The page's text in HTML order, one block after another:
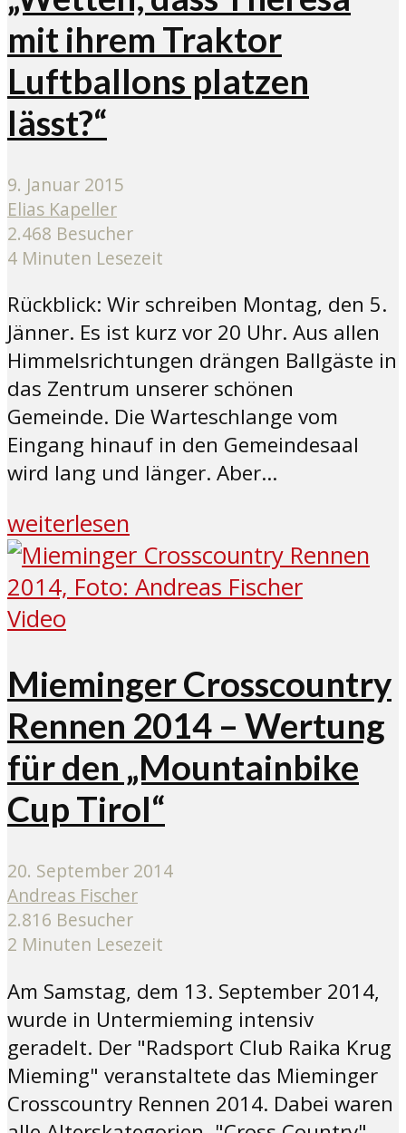
mit ihrem Traktor
Luftballons platzen
lässt?“
9. Januar 2015
Elias Kapeller
2.468 Besucher
4 Minuten Lesezeit
Rückblick: Wir schreiben Montag, den 5.
Jänner. Es ist kurz vor 20 Uhr. Aus allen
Himmelsrichtungen drängen Ballgäste in
das Zentrum unserer schönen
Gemeinde. Die Warteschlange vom
Eingang hinauf in den Gemeindesaal
wird lang und länger. Aber...
weiterlesen
Video
Mieminger Crosscountry
Rennen 2014 – Wertung
für den „Mountainbike
Cup Tirol“
20. September 2014
Andreas Fischer
2.816 Besucher
2 Minuten Lesezeit
Am Samstag, dem 13. September 2014,
wurde in Untermieming intensiv
geradelt. Der "Radsport Club Raika Krug
Mieming" veranstaltete das Mieminger
Crosscountry Rennen 2014. Dabei waren